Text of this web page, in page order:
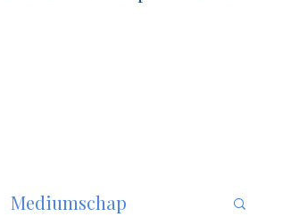
Mediumschap